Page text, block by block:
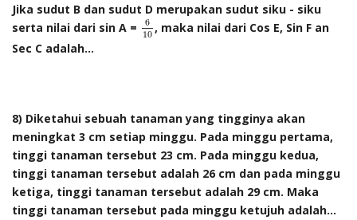
Jika sudut B dan sudut D merupakan sudut siku - siku
serta nilai dari sin A =
6
10
610, maka nilai dari Cos E, Sin F an
Sec C adalah...
8) Diketahui sebuah tanaman yang tingginya akan
meningkat 3 cm setiap minggu. Pada minggu pertama,
tinggi tanaman tersebut 23 cm. Pada minggu kedua,
tinggi tanaman tersebut adalah 26 cm dan pada minggu
ketiga, tinggi tanaman tersebut adalah 29 cm. Maka
tinggi tanaman tersebut pada minggu ketujuh adalah...